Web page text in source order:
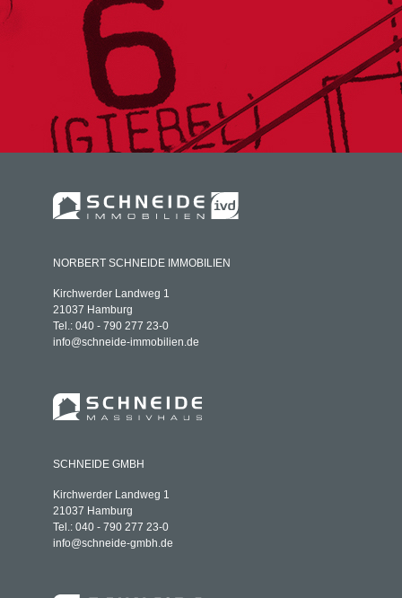
NORBERT SCHNEIDE IMMOBILIEN
Kirchwerder Landweg 1
21037 Hamburg
Tel.: 040 - 790 277 23-0
info@schneide-immobilien.de
SCHNEIDE GMBH
Kirchwerder Landweg 1
21037 Hamburg
Tel.: 040 - 790 277 23-0
info@schneide-gmbh.de